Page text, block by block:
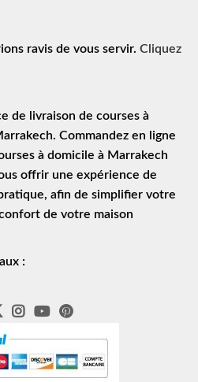
ravis de vous servir. Cliquez
de
livraison de courses à
Commandez en ligne
à domicile à Marrakech
offrir une expérience de
afin de simplifier votre
de votre maison
: